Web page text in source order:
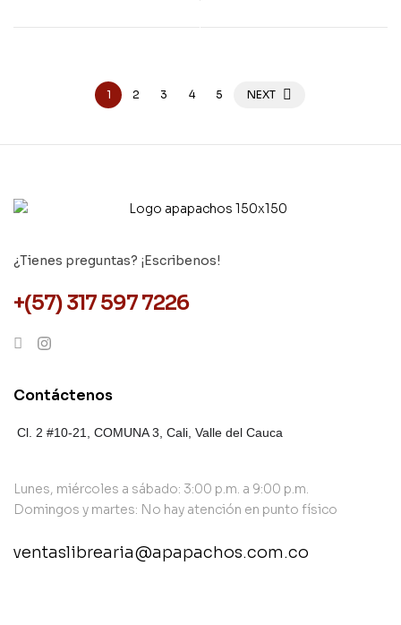
1 2 3 4 5 NEXT
¿Tienes preguntas? ¡Escribenos!
+(57) 317 597 7226
Contáctenos
Cl. 2 #10-21, COMUNA 3, Cali, Valle del Cauca
Lunes, miércoles a sábado: 3:00 p.m. a 9:00 p.m.
Domingos y martes: No hay atención en punto físico
ventaslibrearia@apapachos.com.co